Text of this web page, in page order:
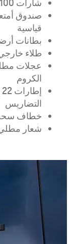
شارات 100 سنة
صندوق
قياسية
بطانات
طلاء
الكروم
التضاريس
خطاف
شعار مطلي